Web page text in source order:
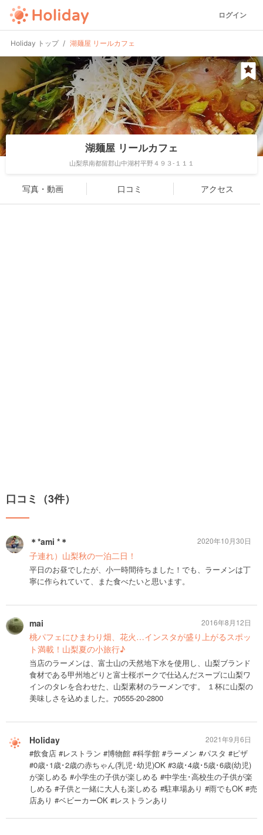
ログイン
Holiday トップ 湖麺屋 リールカフェ
湖麺屋 リールカフェ
山梨県南都留郡山中湖村平野４９３-１１１
写真・動画 口コミ アクセス
口コミ（3件）
＊*ami *＊
子連れ）山梨秋の一泊二日！
平日のお昼でしたが、小一時間待ちました！でも、ラーメンは丁
寧に作られていて、また食べたいと思います。
2020年10月30日
mai
桃パフェにひまわり畑、花火…インスタが盛り上がるスポッ
ト満載！山梨夏の小旅行♪
当店のラーメンは、富士山の天然地下水を使用し、山梨ブランド
食材である甲州地どりと富士桜ポークで仕込んだスープに山梨ワ
インのタレを合わせた、山梨素材のラーメンです。 １杯に山梨の
美味しさを込めました。0555-20-2800
2016年8月12日
Holiday
#飲食店 #レストラン #博物館 #科学館 #ラーメン #パスタ #ピザ
#0歳･1歳･2歳の赤ちゃん(乳児･幼児)OK #3歳･4歳･5歳･6歳(幼児)
が楽しめる #小学生の子供が楽しめる #中学生･高校生の子供が楽
しめる #子供と一緒に大人も楽しめる #駐車場あり #雨でもOK #売
店あり #ベビーカーOK #レストランあり
2021年9月6日